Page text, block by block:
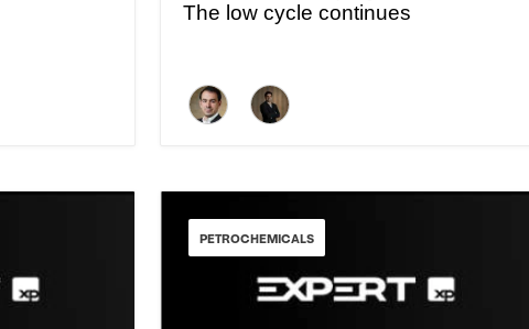
The low cycle continues
PETROCHEMICALS